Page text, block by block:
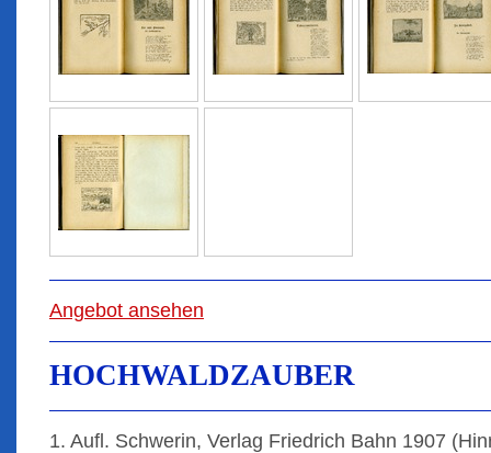
Angebot ansehen
HOCHWALDZAUBER
1. Aufl. Schwerin, Verlag Friedrich Bahn 1907